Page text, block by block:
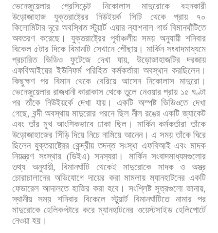
ভেনেজুয়েলার প্রেসিডেন্ট নিকোলাস মাদুরোকে
বহনকারী
উড়োজাহাজ
যুক্তরাষ্ট্রের নিউইয়র্ক সিটি থেকে প্রায়
৭০
কিলোমিটার দূরে অবস্থিত স্টুয়ার্ট এয়ার ন্যাশনাল গার্ড বিমানঘাঁটিতে
অবতরণ করেছে। যুক্তরাষ্ট্রের পূর্বাঞ্চলীয় সময় অনুযায়ী শনিবার
বিকেল ৫টার দিকে বিমানটি সেখানে পৌঁছায়। মার্কিন সংবাদমাধ্যমে
প্রচারিত
ভিডিও ফুটেজে দেখা যায়, উড়োজাহাজটির
দরজায়
এফবিআইয়ের ইউনিফর্ম পরিহিত কর্মকর্তারা অবস্থান করছিলেন।
কিছুক্ষণ পর বিমান থেকে বেরিয়ে আসেন নিকোলাস মাদুরো।
ভেনেজুয়েলার রাজধানী কারাকাস থেকে তুলে নেওয়ার প্রায় ১৫ ঘণ্টা
পর তাঁকে নিউইয়র্কে দেখা যায়। একটি অস্পষ্ট ভিডিওতে দেখা
গেছে,বন্দী অবস্থায় মাদুরোর পরনে ছিল নীল রঙের একটি জ্যাকেট
এবং তাঁর মুখ আংশিকভাবে ঢাকা ছিল। মার্কিন কর্মকর্তারা তাঁকে
উড়োজাহাজের সিঁড়ি দিয়ে নিচে নামিয়ে আনেন। এ সময় তাঁকে ঘিরে
ছিলেন যুক্তরাষ্ট্রের কেন্দ্রীয় তদন্ত সংস্থা এফবিআই এবং মাদক
নিয়ন্ত্রণ সংস্থার (ডিইএ)সদস্যরা। মার্কিন সংবাদমাধ্যমগুলোর
তথ্য
অনুযায়ী,বিমানঘাঁটি থেকেই মাদুরোকে মাদক ও
অস্ত্র
চোরাচালানের অভিযোগে দায়ের করা মামলায় ম্যানহাটনের একটি
ফেডারেল আদালতে হাজির করা হবে। সংশ্লিষ্ট সূত্রগুলো জানায়,
স্থানীয় সময় শনিবার বিকেলে স্টুয়ার্ট বিমানঘাঁটিতে নামার পর
মাদুরোকে হেলিকপ্টারে করে ম্যানহাটনের ওয়েস্টসাইড হেলিপোর্টে
নেওয়া হয়।